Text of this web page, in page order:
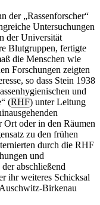
der „Rassenforscher“
Untersuchungen
der Universität
Blutgruppen, fertigte
die Menschen wie
Forschungen zeigten
so dass Stein 1938
und
(RHF) unter Leitung
oder in den Räumen
zu den frühen
durch die RHF
und
abschließend
ihr weiteres Schicksal
Birkenau